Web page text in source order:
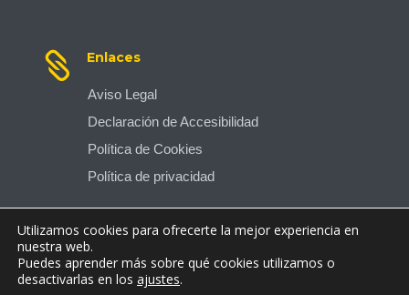
 Enlaces
Aviso Legal
Declaración de Accesibilidad
Política de Cookies
Política de privacidad
Utilizamos cookies para ofrecerte la mejor experiencia en
nuestra web.
Puedes aprender más sobre qué cookies utilizamos o
desactivarlas en los ajustes.